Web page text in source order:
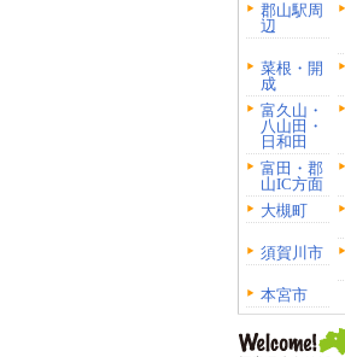
郡山駅周
辺
菜根・開
成
富久山・
八山田・
日和田
富田・郡
山IC方面
大槻町
須賀川市
本宮市